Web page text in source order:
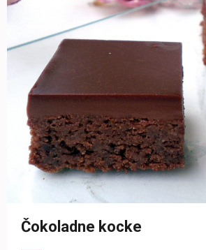
Čokoladne kocke